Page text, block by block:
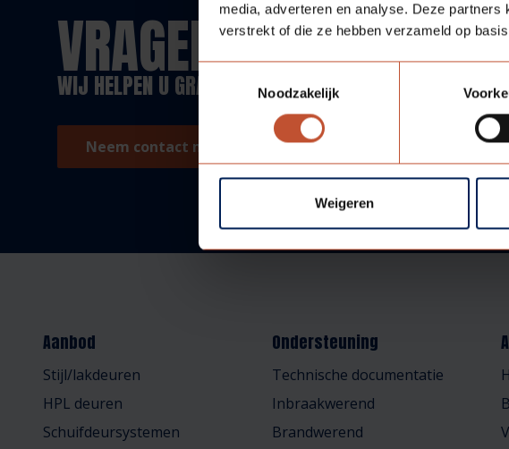
media, adverteren en analyse. Deze
verstrekt of die ze hebben verzameld op
Toestemmingsselectie
Noodzakelijk
Weigeren
VRAGEN?
WIJ HELPEN U GRAAG!
Neem contact met ons op!
Aanbod
Stijl/lakdeuren
HPL deuren
Schuifdeursystemen
Ondersteuning
Technische documentatie
Inbraakwerend
Brandwerend